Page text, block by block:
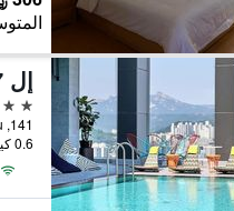
4 نجوم
141, Yanghwa-ro, Mapo-gu, سيول, كوريا الجنوبية
0.6 كيلومتر عن وسط المدينة